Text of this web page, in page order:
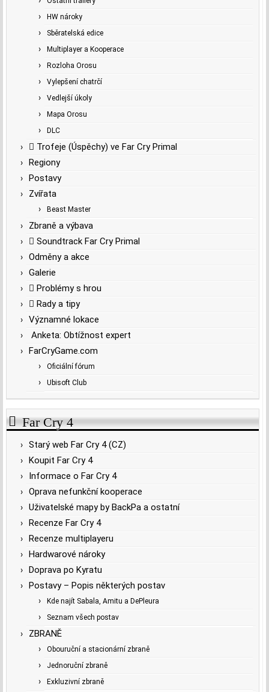
HW nároky
Sběratelská edice
Multiplayer a Kooperace
Rozloha Orosu
Vylepšení chatrčí
Vedlejší úkoly
Mapa Orosu
DLC
Trofeje (Úspěchy) ve Far Cry Primal
Regiony
Postavy
Zvířata
Beast Master
Zbraně a výbava
Soundtrack Far Cry Primal
Odměny a akce
Galerie
Problémy s hrou
Rady a tipy
Významné lokace
Anketa: Obtížnost expert
FarCryGame.com
Oficiální fórum
Ubisoft Club
Far Cry 4
Starý web Far Cry 4 (CZ)
Koupit Far Cry 4
Informace o Far Cry 4
Oprava nefunkční kooperace
Uživatelské mapy by BackPa a ostatní
Recenze Far Cry 4
Recenze multiplayeru
Hardwarové nároky
Doprava po Kyratu
Postavy – Popis některých postav
Kde najít Sabala, Amitu a DePleura
Seznam všech postav
ZBRANĚ
Obouruční a stacionární zbraně
Jednoruční zbraně
Exkluzivní zbraně